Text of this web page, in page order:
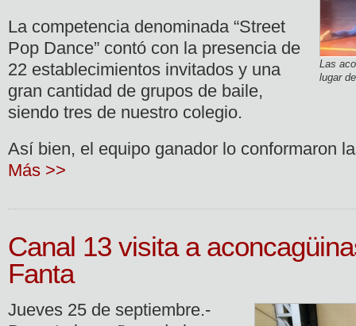
Las
lugar
La competencia denominada “Street
Pop Dance” contó con la presencia de
22 establecimientos invitados y una
gran cantidad de grupos de baile,
siendo tres de nuestro colegio.
Así bien, el equipo ganador lo conformaron
Más >>
Canal 13 visita a
Fanta
Jueves 25 de septiembre.-